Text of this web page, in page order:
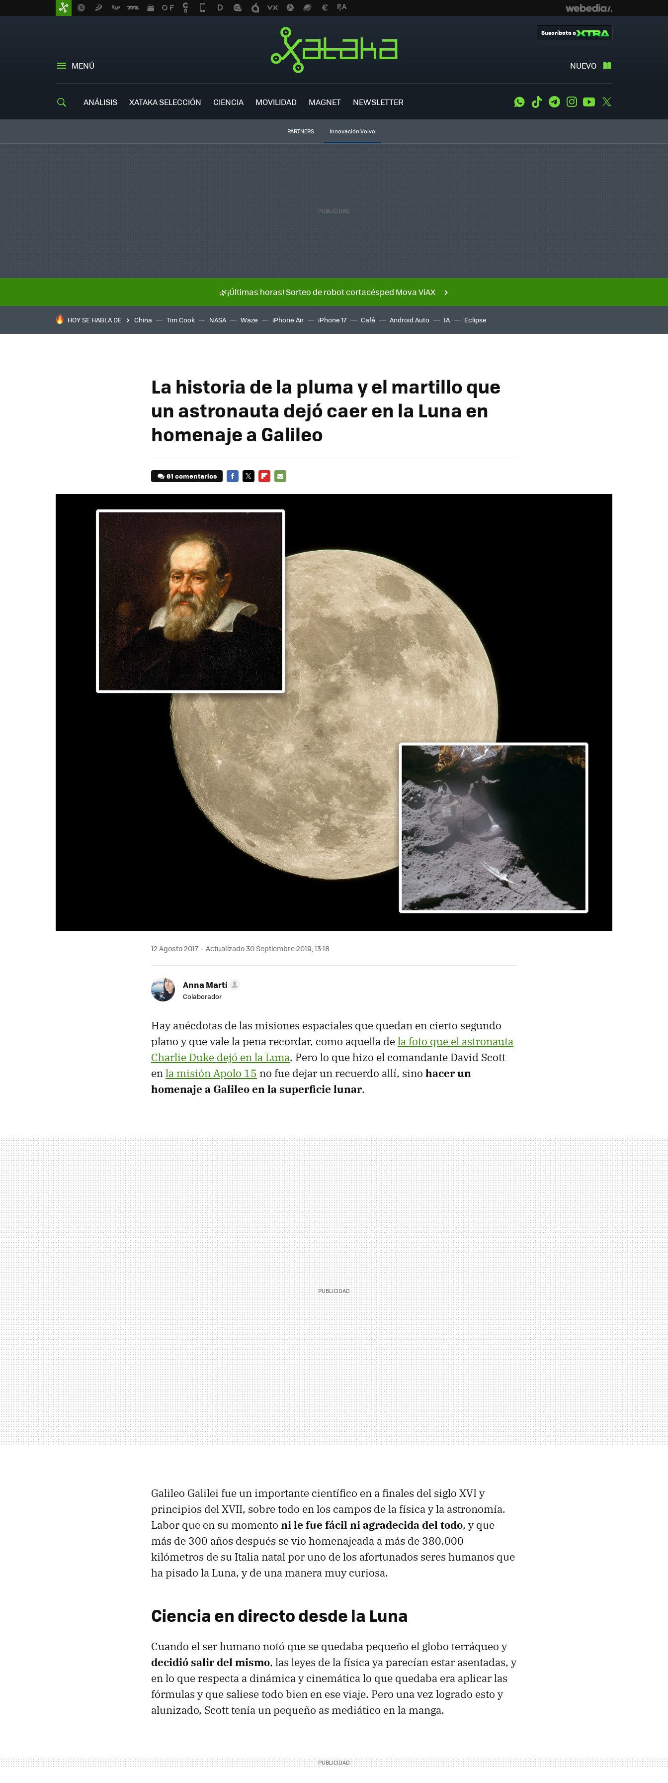
MENÚ NUEVO
Suscríbete a
ANÁLISIS XATAKA SELECCIÓN CIENCIA MOVILIDAD MAGNET NEWSLETTER WhatsApp
Tiktok TelegramInstagramYoutube
PARTNERS Innovación Volvo
🌿¡Últimas horas! Sorteo de robot cortacésped Mova ViAX
HOY SE HABLA DE China Tim Cook NASA Waze iPhone Air iPhone 17 Café Android Auto IA Eclipse
La historia de la pluma y el martillo que
un astronauta dejó caer en la Luna en
homenaje a Galileo
61 comentarios
12 Agosto 2017 Actualizado 30 Septiembre 2019, 13:18
Anna Martí
Colaborador
Hay anécdotas de las misiones espaciales que quedan en cierto segundo
plano y que vale la pena recordar, como aquella dela foto que el astronauta
Charlie Duke dejó en la Luna. Pero lo que hizo el comandante David Scott
enla misión Apolo 15 no fue dejar un recuerdo allí, sino hacer un
homenaje a Galileo en la superficie lunar.
Galileo Galilei fue un importante científico en a finales del siglo XVI y
principios del XVII, sobre todo en los campos de la física y la astronomía.
Labor que en su momento ni le fue fácil ni agradecida del todo, y que
más de 300 años después se vio homenajeada a más de 380.000
kilómetros de su Italia natal por uno de los afortunados seres humanos que
ha pisado la Luna, y de una manera muy curiosa.
Ciencia en directo desde la Luna
Cuando el ser humano notó que se quedaba pequeño el globo terráqueo y
decidió salir del mismo, las leyes de la física ya parecían estar asentadas, y
en lo que respecta a dinámica y cinemática lo que quedaba era aplicar las
fórmulas y que saliese todo bien en ese viaje. Pero una vez logrado esto y
alunizado, Scott tenía un pequeño as mediático en la manga.